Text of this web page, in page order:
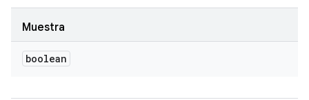
Muestra
boolean